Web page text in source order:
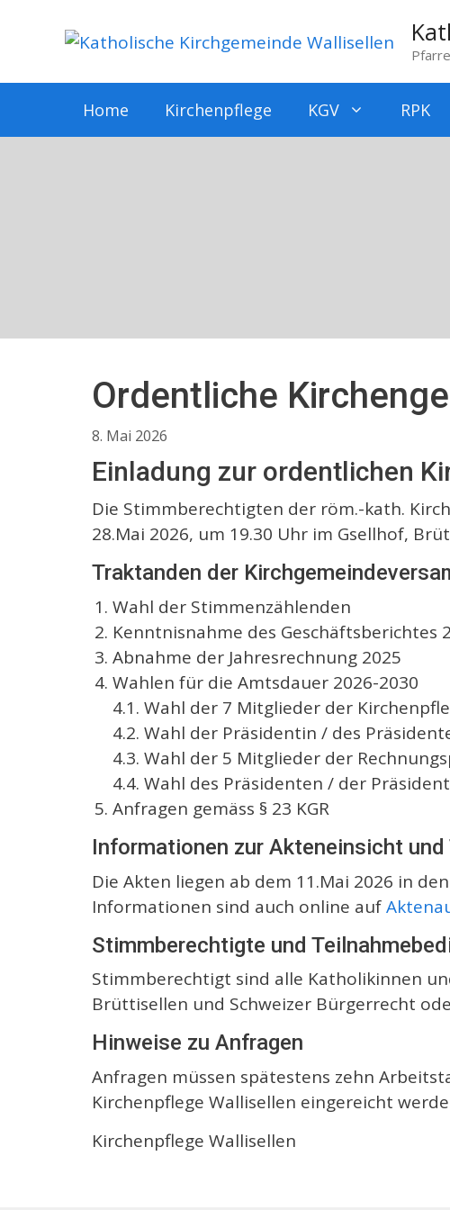
Home Kirchenpflege KGV RPK
Ordentliche
8. Mai 2026
Einladung zur ordentlichen
Die Stimmberechtigten der röm.-kath.
28.Mai 2026, um 19.30 Uhr im Gsellhof,
Traktanden der
Wahl der Stimmenzählenden
Kenntnisnahme des Geschäftsberichtes
Abnahme der Jahresrechnung 2025
Wahlen für die Amtsdauer 2026-2030
4.1. Wahl der 7 Mitglieder der
4.2. Wahl der Präsidentin / des
4.3. Wahl der 5 Mitglieder der
4.4. Wahl des Präsidenten / der
Anfragen gemäss § 23 KGR
Informationen zur Akteneinsicht und
Die Akten liegen ab dem 11.Mai 2026 in
Informationen sind auch online auf
Stimmberechtigte und
Stimmberechtigt sind alle Katholikinnen
Brüttisellen und Schweizer Bürgerrecht
Hinweise zu Anfragen
Anfragen müssen spätestens zehn
Kirchenpflege Wallisellen eingereicht
Kirchenpflege Wallisellen